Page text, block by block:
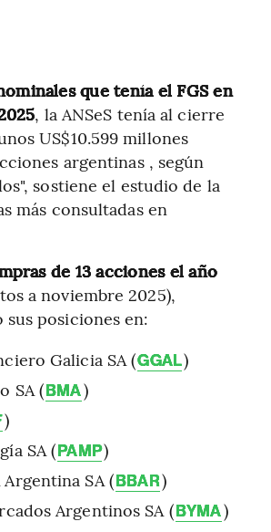
que tenía el FGS en
, la ANSeS tenía al cierre
US$10.599 millones
argentinas , según
sostiene el estudio de la
más consultadas en
de 13 acciones el año
a noviembre 2025),
posiciones en:
Galicia SA (GGAL)
SA (BMA)
)
SA (PAMP)
Argentina SA (BBAR)
Argentinos SA (BYMA)